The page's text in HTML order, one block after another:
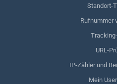
Standort-
Rufnummer
URL-
IP-Zähler und
Mein